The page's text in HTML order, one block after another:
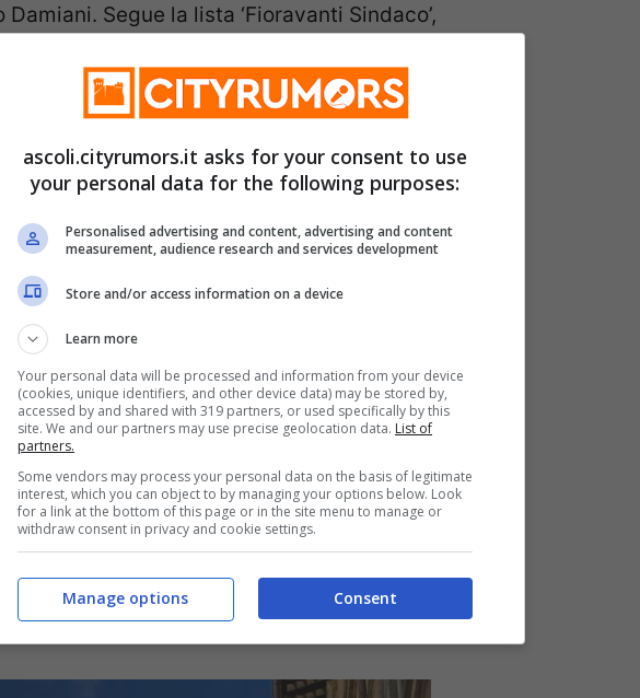
Segue la lista ‘Fioravanti Sindaco’,
del consiglio comunale uscente
Laura Trontini, Alessio Poli, Giorgio
la Lega e ‘Forza Ascoli’
maggioranza con tre rappresentanti
il vicesindaco Gianni Silvestri che si è
parte dello schieramento politico troviamo
all’interno del nuovo consiglio comunale.
essendo stato il candidato sindaco
suddivisi tra diverse liste: tre
(PD), due dalla lista ‘Ascolto &
Una nota significativa è
dal prossimo assetto consiliare.
ascoli.cityrumors.it asks for your consent to use
your personal data for the following purposes:
Personalised advertising and content, advertising and content
measurement, audience research and services development
Store and/or access information on a device
Learn more
Your personal data will be processed and information from your device
(cookies, unique identifiers, and other device data) may be stored by,
accessed by and shared with 319 partners, or used specifically by this
site. We and our partners may use precise geolocation data. List of
partners.
Some vendors may process your personal data on the basis of legitimate
interest, which you can object to by managing your options below. Look
for a link at the bottom of this page or in the site menu to manage or
withdraw consent in privacy and cookie settings.
Consent
Manage options